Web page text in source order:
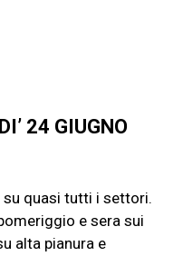
24 GIUGNO
quasi tutti i settori.
e sera sui
alta pianura e